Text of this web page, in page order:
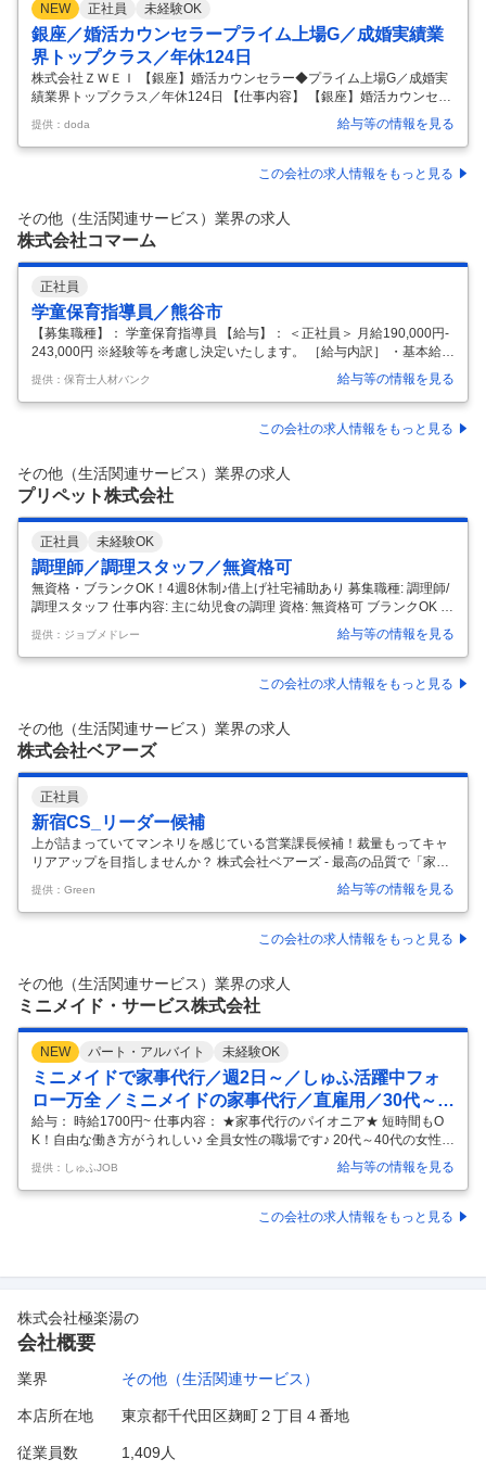
NEW 正社員 未経験OK
銀座／婚活カウンセラープライム上場G／成婚実績業
界トップクラス／年休124日
株式会社ＺＷＥＩ 【銀座】婚活カウンセラー◆プライム上場G／成婚実
績業界トップクラス／年休124日 【仕事内容】 【銀座】婚活カウンセラ
ー◆プライム上場G／成婚実績業界トップクラス／年休124日 【具体的
な仕事内容】 【人生の転機を支える“寄り添い型”の婚活コンサルティン
グ／年休124日／転勤なしで長く働ける環境◎】 ■株式会社ＺＷＥＩと
は 全国54店舗・会員数11.2万名・成婚実績業界トップクラスを誇る結婚
客様に最適な婚活プランを提案し、成婚というゴール達成まで伴走する
コンサルティング型のサービスを展開しています。 ■業務内容
提供：doda 給与等の情報を見る
この会社の求人情報をもっと見る
その他（生活関連サービス）業界の求人
株式会社コマーム
正社員
学童保育指導員／熊谷市
【募集職種】： 学童保育指導員 【給与】： ＜正社員＞ 月給190,000円‐
243,000円 ※経験等を考慮し決定いたします。 ［給与内訳］ ・基本給19
0,000円-230,000円 ・資格手当0円‐2,000円（幼・小・中・高教員免許、
保育士等） ［その他手当］ ※該当者には上記月給に加算して支給 ・子
ども手当0円-11,000円（扶養の場合：1人目5,000円、2人目・3人目3,00
0円） ・通勤手当…実費支給（上限月額30,000円） ［その他制度］ ・昇
提供：保育士人材バンク 給与等の情報を見る
この会社の求人情報をもっと見る
その他（生活関連サービス）業界の求人
プリペット株式会社
正社員 未経験OK
調理師／調理スタッフ／無資格可
無資格・ブランクOK！4週8休制♪借上げ社宅補助あり 募集職種: 調理師/
調理スタッフ 仕事内容: 主に幼児食の調理 資格: 無資格可 ブランクOK 学
歴・経験不問 勤務時間: 6:00～19:00の間で応相談 休憩60分以上 休日・
休暇: 4週8休制 年間休日104日 福利厚生: 雇用保険・労災保険・健康保
険・厚生年金 WEB面接可 借上げ社宅補助あり（上限10万円、勤務条件
による） 特徴: 未経験OK / ブランク可 / 4週8休以上 / 社会保険完備 / 無資
施設名: プリペット株式会社 勤務地: 東京…
提供：ジョブメドレー 給与等の情報を見る
この会社の求人情報をもっと見る
その他（生活関連サービス）業界の求人
株式会社ベアーズ
正社員
新宿CS_リーダー候補
上が詰まっていてマンネリを感じている営業課長候補！裁量もってキャ
リアアップを目指しませんか？ 株式会社ベアーズ - 最高の品質で「家事
代行サービス」を日本に定着させた業界のリーディングカンパニー！ 仕
事内容 「営業として仕事をしているけど、上が詰まっていてスキル・業
務幅を広げるチャンスがない」 「もっとチームワーク重視の職場で働き
たい」 「時代にそぐわないやり方を守るよりも、自ら提案して従来のや
場環境です。 ・働くイメージ ※管理職候補としての採用となるため、管
理職に昇格後は転勤が発生する可能性がございます。 個人宅向けの営業
チ…
提供：Green 給与等の情報を見る
この会社の求人情報をもっと見る
その他（生活関連サービス）業界の求人
ミニメイド・サービス株式会社
NEW パート・アルバイト 未経験OK
ミニメイドで家事代行／週2日～／しゅふ活躍中フォ
ロー万全 ／ミニメイドの家事代行／直雇用／30代～5
0代活躍中 未経験歓迎曜日固定でお仕事！仕事と家庭
の両立短時間～OK
給与： 時給1700円~ 仕事内容： ★家事代行のパイオニア★ 短時間もO
K！自由な働き方がうれしい♪ 全員女性の職場です♪ 20代～40代の女性活
用中！ 富裕層のお客様が中心の《ミニメイド・サービス》 お客様とのコ
ミュニケーションも大切なお仕事です◎ 【仕事詳細】 ・掃除 ・洗濯 ・
洗い物 ・買い物 など… 掃除はもちろん、洗濯やアイロンがけ 料理、買
い出しの代行など 日常的な家事全般に幅広く対応しています。 あなたの
提供：しゅふJOB 給与等の情報を見る
この会社の求人情報をもっと見る
株式会社極楽湯の
会社概要
業界 その他（生活関連サービス）
本店所在地 東京都千代田区麹町２丁目４番地
従業員数 1,409人